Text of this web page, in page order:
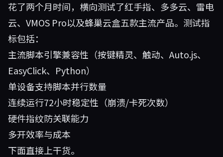
花了两个月时间，横向测试了红手指、多多云、雷电
云、VMOS Pro以及蜂巢云盒五款主流产品。测试指
标包括：
主流脚本引擎兼容性（按键精灵、触动、Auto.js、
EasyClick、Python）
单设备支持脚本并行数量
连续运行72小时稳定性（崩溃/卡死次数）
硬件指纹防关联能力
多开效率与成本
下面直接上干货。